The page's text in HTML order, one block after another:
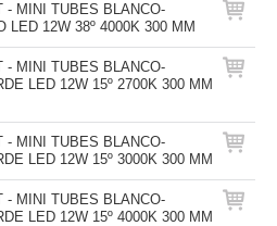
- MINI TUBES BLANCO-
LED 12W 38º 4000K 300 MM
- MINI TUBES BLANCO-
LED 12W 15º 2700K 300 MM
- MINI TUBES BLANCO-
LED 12W 15º 3000K 300 MM
- MINI TUBES BLANCO-
LED 12W 15º 4000K 300 MM